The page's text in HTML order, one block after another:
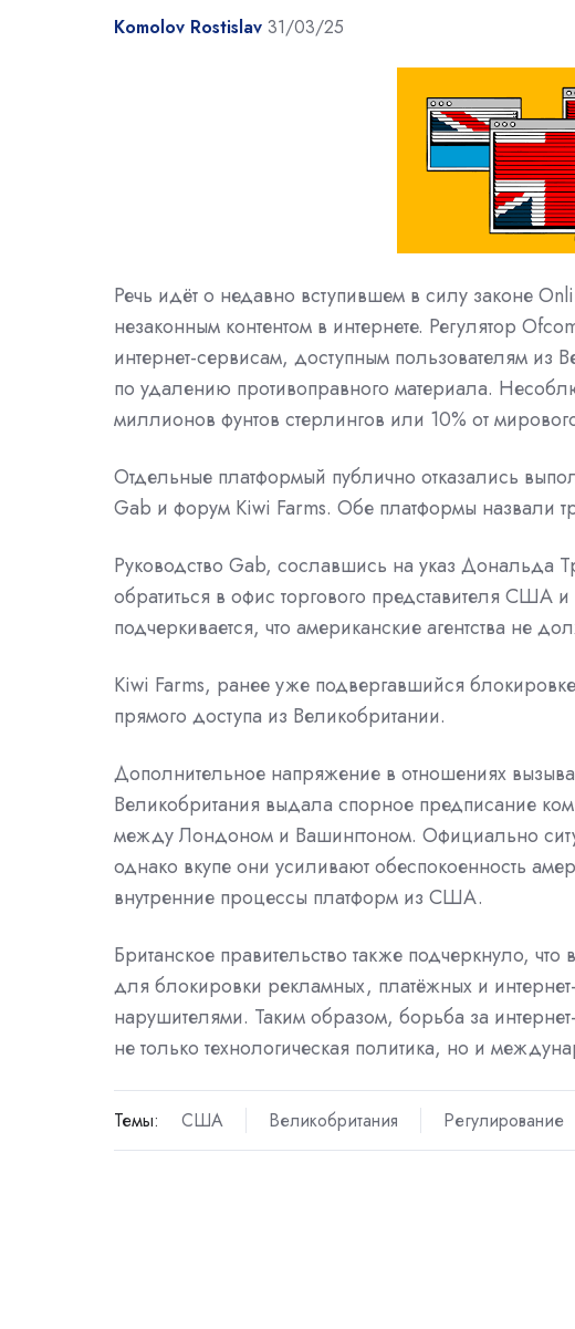
Komolov Rostislav 31/03/25
Речь идёт о недавно вступившем в силу законе
незаконным контентом в интернете. Регулятор
интернет-сервисам, доступным пользователям из
по удалению противоправного материала.
миллионов фунтов стерлингов или 10% от
Отдельные платформый публично отказались
Gab и форум Kiwi Farms. Обе платформы назвали
Руководство Gab, сославшись на указ Дональда
обратиться в офис торгового представителя США
подчеркивается, что американские агентства не
Kiwi Farms, ранее уже подвергавшийся
прямого доступа из Великобритании.
Дополнительное напряжение в отношениях
Великобритания выдала спорное предписание
между Лондоном и Вашингтоном. Официально
однако вкупе они усиливают обеспокоенность
внутренние процессы платформ из США.
Британское правительство также подчеркнуло,
для блокировки рекламных, платёжных и
нарушителями. Таким образом, борьба за
не только технологическая политика, но и
Темы: США Великобритания Регулирование